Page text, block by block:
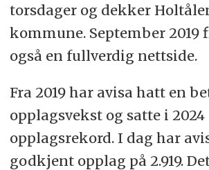
torsdager og dekker
kommune. September 2019
også en fullverdig nettside.
Fra 2019 har avisa hatt en
opplagsvekst og satte i 2024
opplagsrekord. I dag har
godkjent opplag på 2.919.